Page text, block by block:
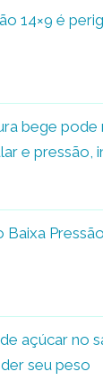
14×9 é
bege
e pressão,
Baixa
açúcar no
seu peso